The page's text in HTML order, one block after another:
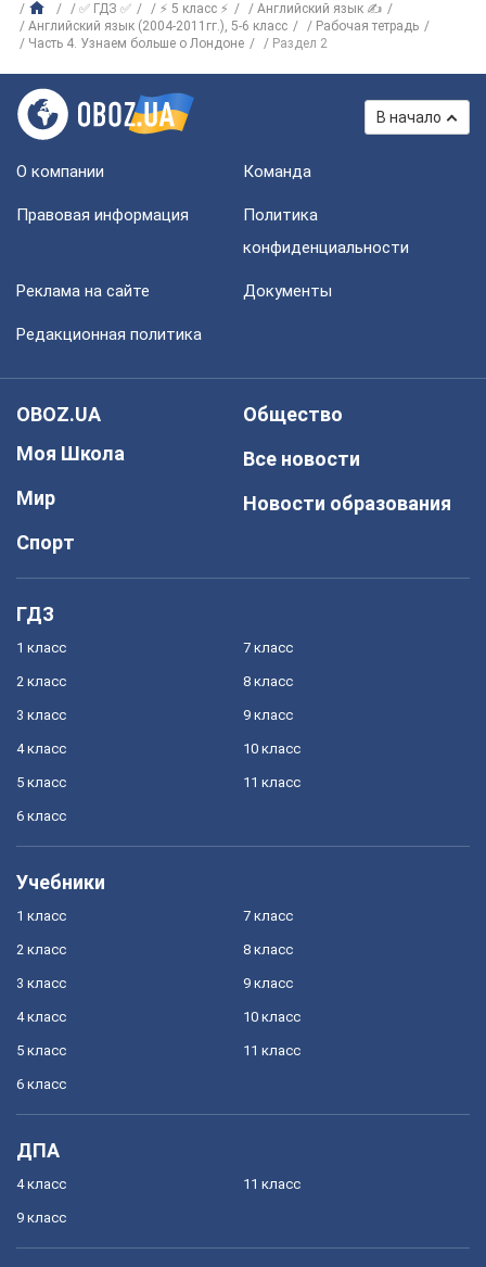
✅ ГДЗ ✅ ⚡ 5 класс ⚡
Английский язык ✍
Английский язык (2004-2011гг.), 5-6 класс
Рабочая тетрадь
Часть 4. Узнаем больше о Лондоне
Раздел 2
В начало
О компании Команда
Правовая информация
Политика
конфиденциальности
Реклама на сайте Документы
Редакционная политика
OBOZ.UA
Моя Школа
Мир
Спорт
Общество
Все новости
Новости образования
ГДЗ
1 класс
2 класс
3 класс
4 класс
5 класс
6 класс
7 класс
8 класс
9 класс
10 класс
11 класс
Учебники
1 класс
2 класс
3 класс
4 класс
5 класс
6 класс
7 класс
8 класс
9 класс
10 класс
11 класс
ДПА
4 класс
9 класс
11 класс